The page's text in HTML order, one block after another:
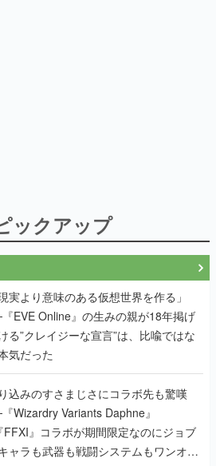
ックアップ
現実より意味のある仮想世界を作る」
EVE Online』の生みの親が18年掲げ
る”クレイジーな宣言”は、比喩ではな
気だった
込みのすさまじさにコラボ先も驚嘆
Wizardry Variants Daphne』
FFXI』コラボが期間限定なのにジョブ
ャラも武器も戦闘システムもワンオフ